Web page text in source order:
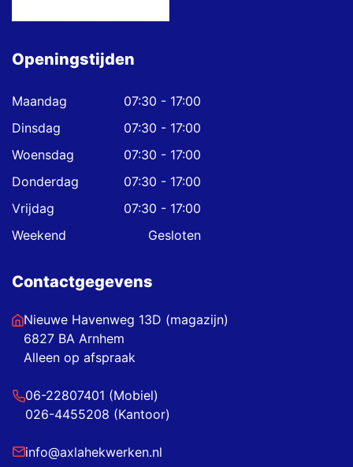
Openingstijden
Maandag
07:30 - 17:00
Dinsdag
07:30 - 17:00
Woensdag
07:30 - 17:00
Donderdag
07:30 - 17:00
Vrijdag
07:30 - 17:00
Weekend
Gesloten
Contactgegevens
Nieuwe Havenweg 13D (magazijn)
6827 BA Arnhem
Alleen op afspraak
06-22807401 (Mobiel)
026-4455208 (Kantoor)
info@axlahekwerken.nl